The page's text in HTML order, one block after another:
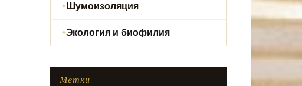
Шумоизоляция
Экология и биофилия
Метки